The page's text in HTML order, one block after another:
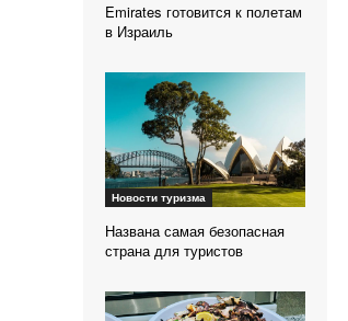
Emirates готовится к полетам
в Израиль
Новости туризма
Названа самая безопасная
страна для туристов